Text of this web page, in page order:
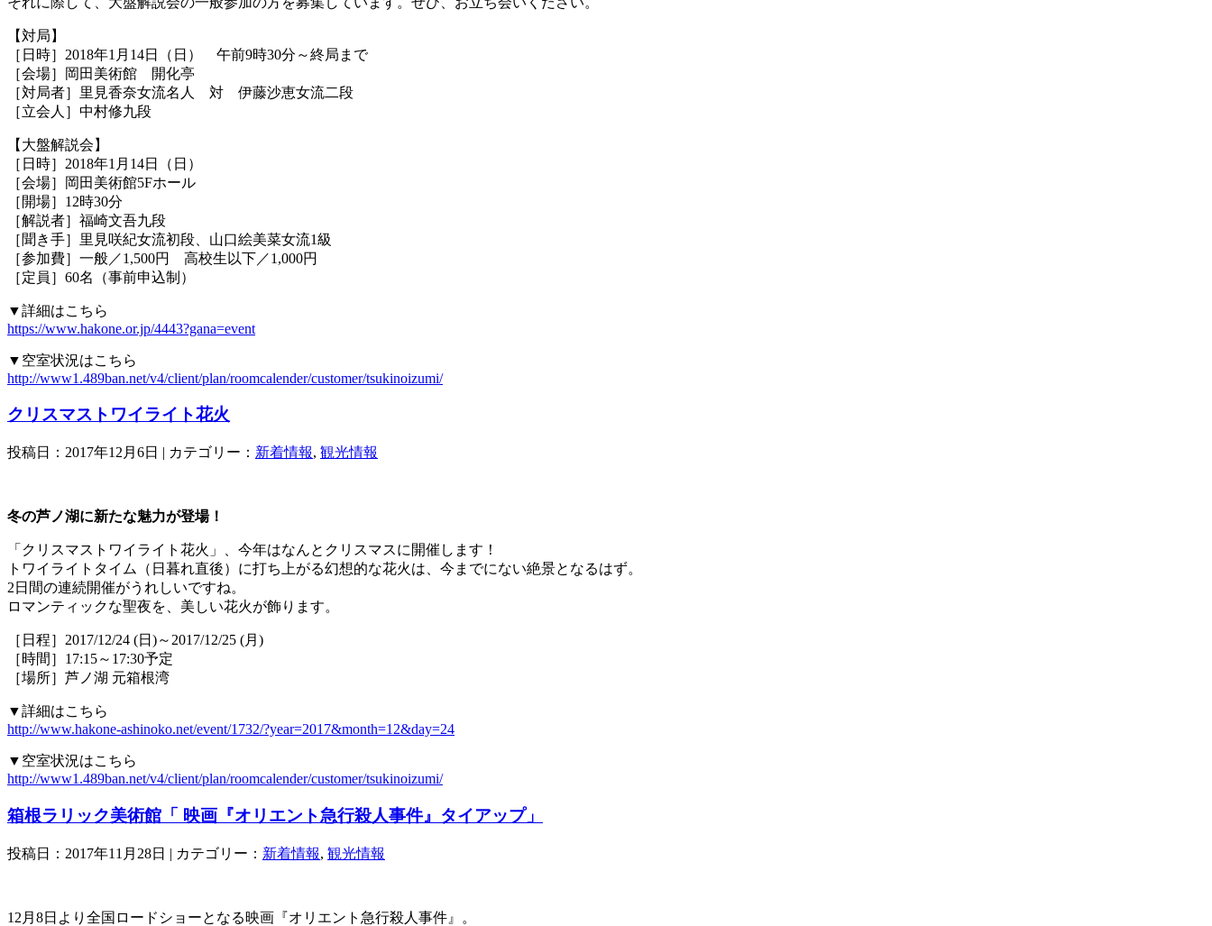
【対局】
［日時］2018年1月14日（日） 午前9時30分～終局まで
［会場］岡田美術館 開化亭
［対局者］里見香奈女流名人 対 伊藤沙恵女流二段
［立会人］中村修九段
【大盤解説会】
［日時］2018年1月14日（日）
［会場］岡田美術館5Fホール
［開場］12時30分
［解説者］福崎文吾九段
［聞き手］里見咲紀女流初段、山口絵美菜女流1級
［参加費］一般／1,500円 高校生以下／1,000円
［定員］60名（事前申込制）
▼詳細はこちら
https://www.hakone.or.jp/4443?gana=event
▼空室状況はこちら
http://www1.489ban.net/v4/client/plan/roomcalender/customer/tsukinoizumi/
クリスマストワイライト花火
投稿日：2017年12月6日 | カテゴリー： 新着情報, 観光情報
冬の芦ノ湖に新たな魅力が登場！
「クリスマストワイライト花火」、今年はなんとクリスマスに開催します！
トワイライトタイム（日暮れ直後）に打ち上がる幻想的な花火は、今までにない絶景となるはず。
2日間の連続開催がうれしいですね。
ロマンティックな聖夜を、美しい花火が飾ります。
［日程］2017/12/24 (日)～2017/12/25 (月)
［時間］17:15～17:30予定
［場所］芦ノ湖 元箱根湾
▼詳細はこちら
http://www.hakone-ashinoko.net/event/1732/?year=2017&month=12&day=24
▼空室状況はこちら
http://www1.489ban.net/v4/client/plan/roomcalender/customer/tsukinoizumi/
箱根ラリック美術館「 映画『オリエント急行殺人事件』タイアップ」
投稿日：2017年11月28日 | カテゴリー： 新着情報, 観光情報
12月8日より全国ロードショーとなる映画『オリエント急行殺人事件』。